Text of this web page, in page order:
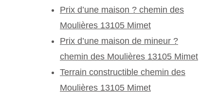
Prix d’une maison ? chemin des
Moulières 13105 Mimet
Prix d’une maison de mineur ?
chemin des Moulières 13105 Mimet
Terrain constructible chemin des
Moulières 13105 Mimet